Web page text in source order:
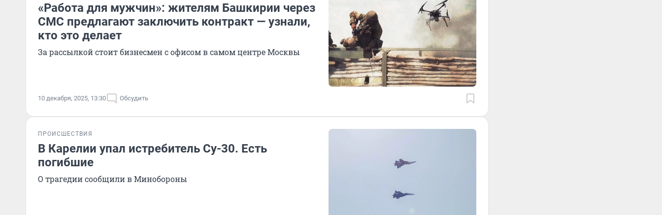
«Работа для мужчин»: жителям Башкирии через
СМС предлагают заключить контракт — узнали,
кто это делает
За рассылкой стоит бизнесмен с офисом в самом центре Москвы
10 декабря, 2025, 13:30 Обсудить
ПРОИСШЕСТВИЯ
В Карелии упал истребитель Су-30. Есть
погибшие
О трагедии сообщили в Минобороны